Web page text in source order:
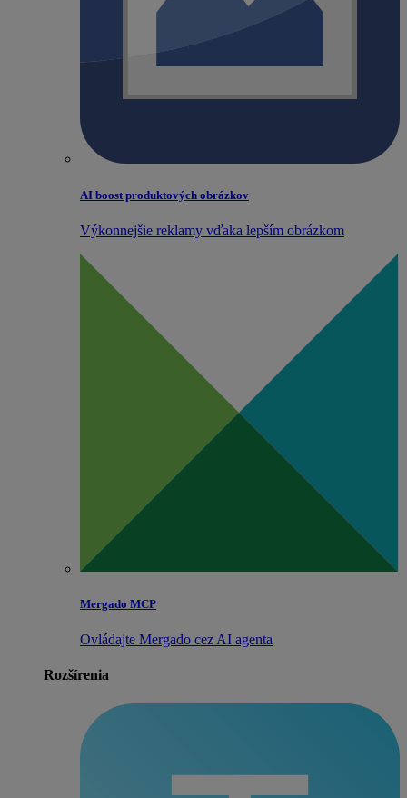
AI boost produktových obrázkov
Výkonnejšie reklamy vďaka lepším obrázkom
Mergado MCP
Ovládajte Mergado cez AI agenta
Rozšírenia